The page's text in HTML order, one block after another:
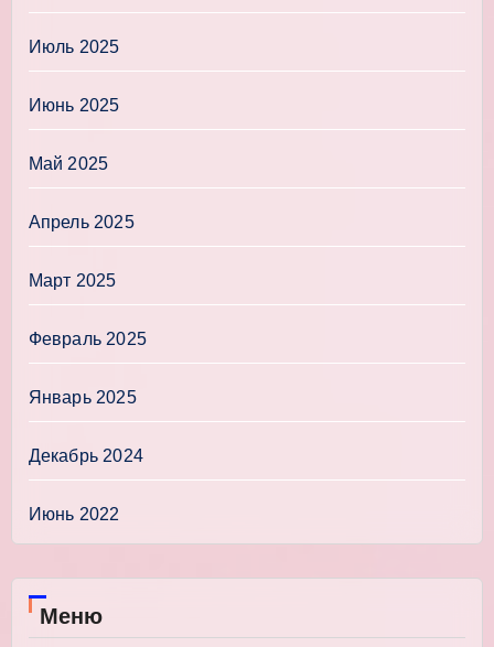
Июль 2025
Июнь 2025
Май 2025
Апрель 2025
Март 2025
Февраль 2025
Январь 2025
Декабрь 2024
Июнь 2022
Меню